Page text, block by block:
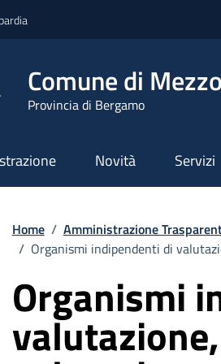
Comune di
Provincia di Bergamo
Novità Servizi
Home / Amministrazione
/ Organismi indipendenti di
Organismi